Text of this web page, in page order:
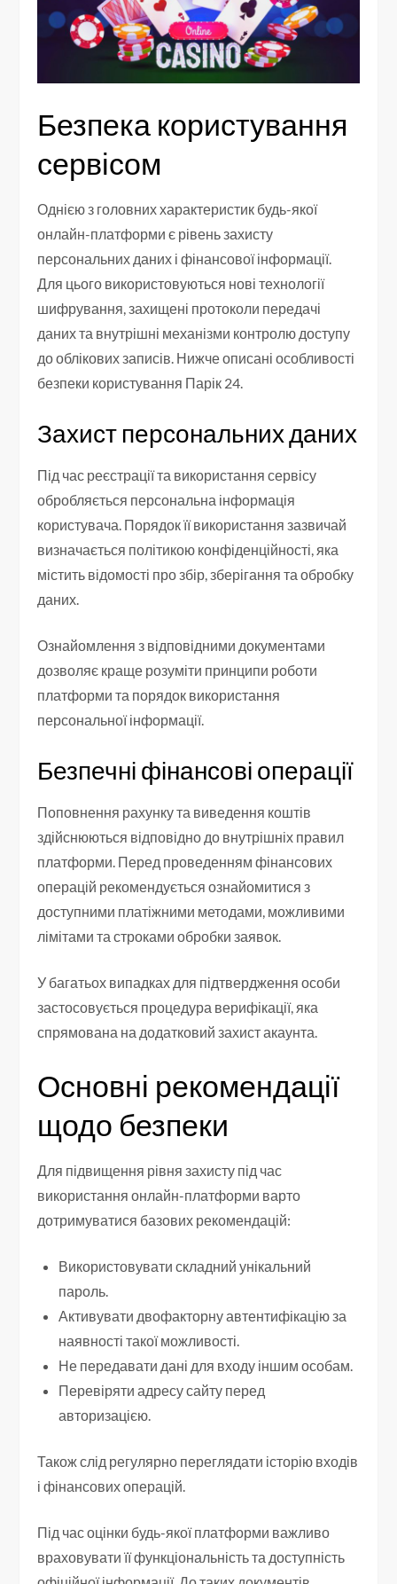
Безпека користування
сервісом
Однією з головних характеристик будь-якої
онлайн-платформи є рівень захисту
персональних даних і фінансової інформації.
Для цього використовуються нові технології
шифрування, захищені протоколи передачі
даних та внутрішні механізми контролю доступу
до облікових записів. Нижче описані особливості
безпеки користування Парік 24.
Захист персональних даних
Під час реєстрації та використання сервісу
обробляється персональна інформація
користувача. Порядок її використання зазвичай
визначається політикою конфіденційності, яка
містить відомості про збір, зберігання та обробку
даних.
Ознайомлення з відповідними документами
дозволяє краще розуміти принципи роботи
платформи та порядок використання
персональної інформації.
Безпечні фінансові операції
Поповнення рахунку та виведення коштів
здійснюються відповідно до внутрішніх правил
платформи. Перед проведенням фінансових
операцій рекомендується ознайомитися з
доступними платіжними методами, можливими
лімітами та строками обробки заявок.
У багатьох випадках для підтвердження особи
застосовується процедура верифікації, яка
спрямована на додатковий захист акаунта.
Основні рекомендації
щодо безпеки
Для підвищення рівня захисту під час
використання онлайн-платформи варто
дотримуватися базових рекомендацій:
Використовувати складний унікальний
пароль.
Активувати двофакторну автентифікацію за
наявності такої можливості.
Не передавати дані для входу іншим особам.
Перевіряти адресу сайту перед
авторизацією.
Також слід регулярно переглядати історію входів
і фінансових операцій.
Під час оцінки будь-якої платформи важливо
враховувати її функціональність та доступність